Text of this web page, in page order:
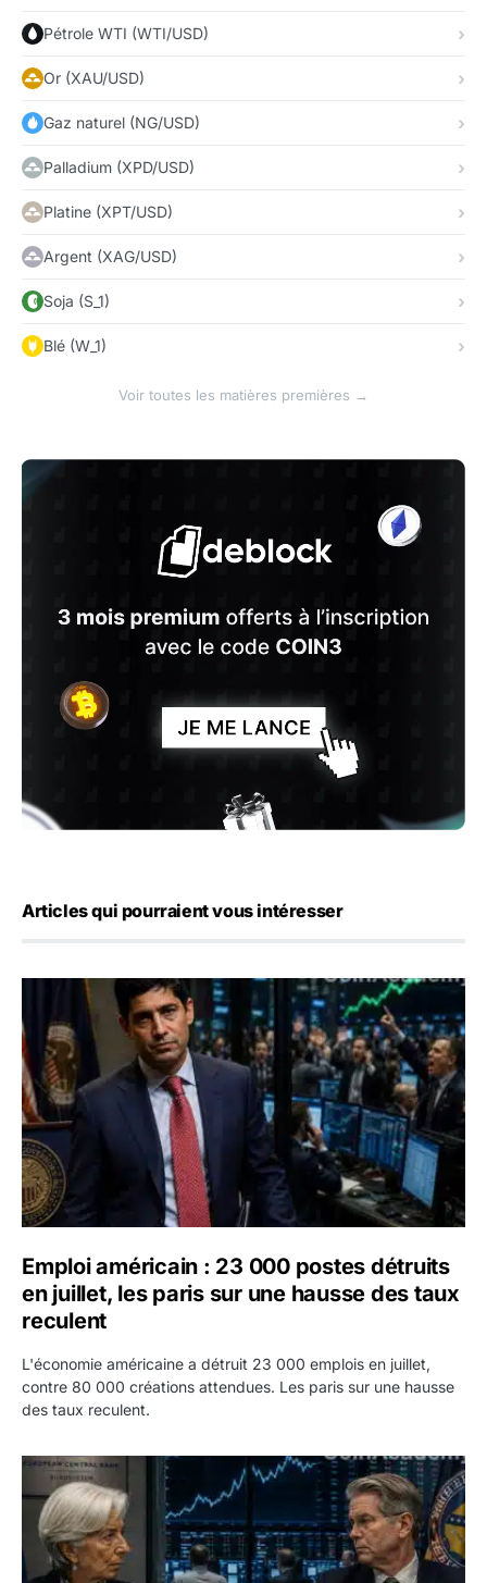
Pétrole WTI (WTI/USD)
Or (XAU/USD)
Gaz naturel (NG/USD)
Palladium (XPD/USD)
Platine (XPT/USD)
Argent (XAG/USD)
Soja (S_1)
Blé (W_1)
Voir toutes les matières premières →
Articles qui pourraient vous intéresser
Emploi américain : 23 000 postes détruits en juillet, les
Emploi américain : 23 000 postes détruits
en juillet, les paris sur une hausse des taux
reculent
L'économie américaine a détruit 23 000 emplois en juillet,
contre 80 000 créations attendues. Les paris sur une hausse
des taux reculent.
Yen : Washington a vendu des euros sans prévenir la